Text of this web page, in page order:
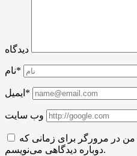
دیدگاه
نام*
ایمیل*
وب سایت
من در مرورگر برای زمانی که
دوباره دیدگاهی می‌نویسم.